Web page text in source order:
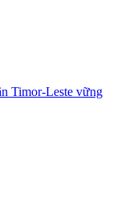
Timor-Leste vững